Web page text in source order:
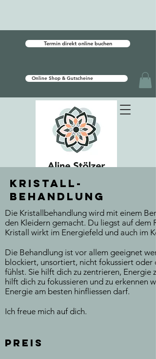
Termin direkt online buchen
Online Shop & Gutscheine
Kristall-
behandlung
Die Kristallbehandlung wird mit einem
den Kleidern gemacht. Du liegst auf dem
Kristall wirkt im Energiefeld und auch im
Die Behandlung ist vor allem geeignet
blockiert, unsortiert, nicht fokussiert oder
fühlst. Sie hilft dich zu zentrieren, Energie
hilft dich zu fokussieren und zu erkennen
Energie am besten hinfliessen darf.
Ich freue mich auf dich.
Preis